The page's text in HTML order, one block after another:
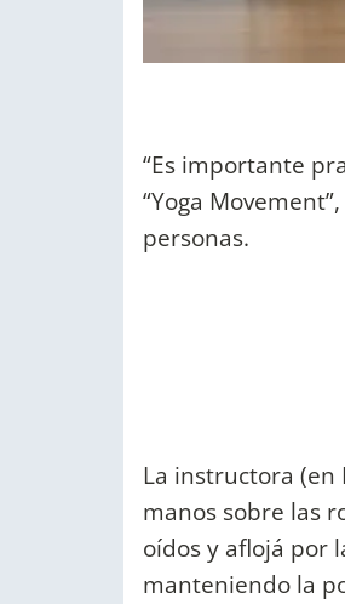
“Es importante
“Yoga
personas.
La instructora (en
manos sobre las
oídos y aflojá por
manteniendo la